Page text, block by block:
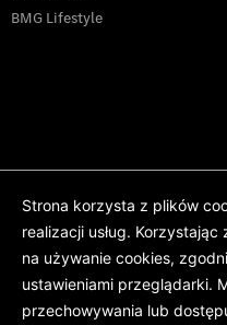
BMG Lifestyle
Strona korzysta z plików
realizacji usług.
na używanie cookies,
ustawieniami przeglądarki.
przechowywania lub